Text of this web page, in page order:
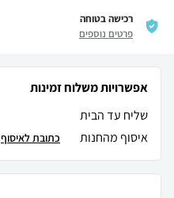
רכישה בטוחה
פרטים נוספים
אפשרויות משלוח זמינות
שליח עד הבית
איסוף מהחנות
כתובת לאיסוף